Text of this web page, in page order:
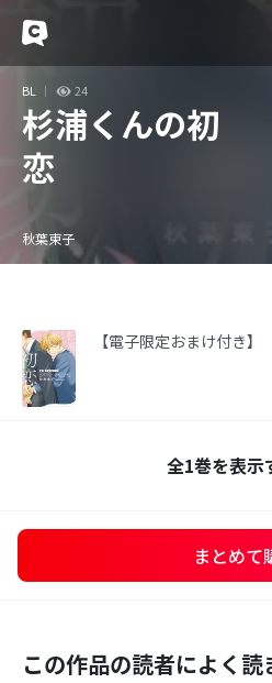
BL 24
杉浦くんの初
恋
秋葉東子
【電子限定おまけ付き】
全1巻を表示
まとめて
この作品の読者によく